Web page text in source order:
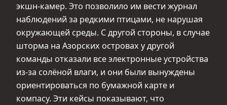
экшн-камер. Это позволило им вести журнал
наблюдений за редкими птицами, не нарушая
окружающей среды. С другой стороны, в случае
шторма на Азорских островах у другой
команды отказали все электронные устройства
из-за солёной влаги, и они были вынуждены
ориентироваться по бумажной карте и
компасу. Эти кейсы показывают, что